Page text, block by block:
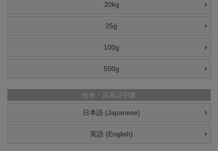
20kg
25g
100g
500g
由来・原産証明書
日本語 (Japanese)
英語 (English)